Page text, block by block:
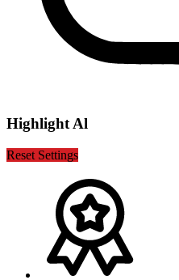
Highlight Al
Reset Settings